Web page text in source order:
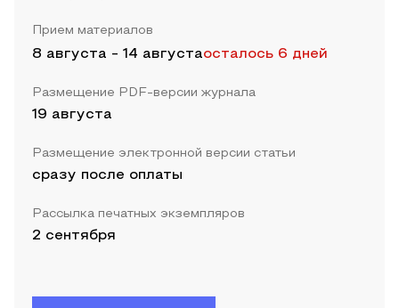
Прием материалов
8 августа - 14 августаосталось 6 дней
Размещение PDF-версии журнала
19 августа
Размещение электронной версии статьи
сразу после оплаты
Рассылка печатных экземпляров
2 сентября